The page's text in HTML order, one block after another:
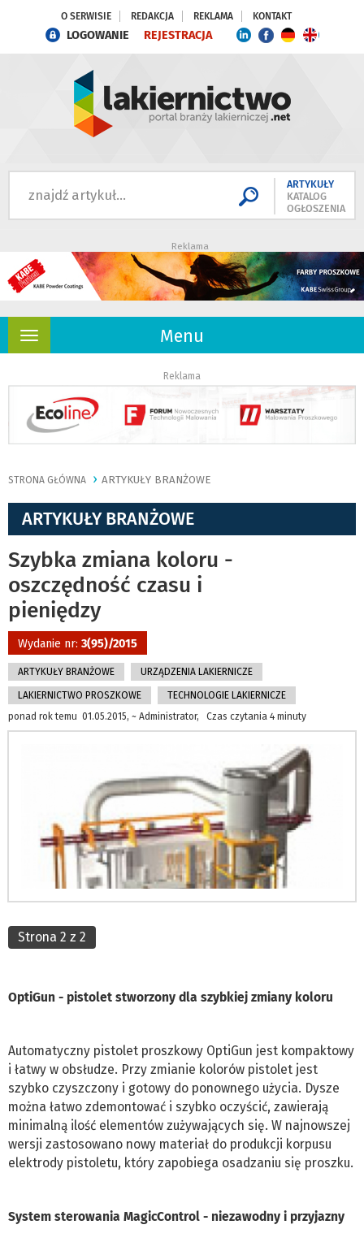
O SERWISIE REDAKCJA REKLAMA KONTAKT
LOGOWANIE REJESTRACJA
ARTYKUŁY
KATALOG
OGŁOSZENIA
Reklama
Menu
Rozwiń
Reklama
STRONA GŁÓWNA ARTYKUŁY BRANŻOWE
ARTYKUŁY BRANŻOWE
Szybka zmiana koloru -
oszczędność czasu i
pieniędzy
Wydanie nr: 3(95)/2015
ARTYKUŁY BRANŻOWE URZĄDZENIA LAKIERNICZE
LAKIERNICTWO PROSZKOWE
TECHNOLOGIE LAKIERNICZE
ponad rok temu 01.05.2015, ~ Administrator, Czas czytania 4 minuty
Strona 2 z 2
OptiGun - pistolet stworzony dla szybkiej zmiany koloru
Automatyczny pistolet proszkowy OptiGun jest kompaktowy
i łatwy w obsłudze. Przy zmianie kolorów pistolet jest
szybko czyszczony i gotowy do ponownego użycia. Dysze
można łatwo zdemontować i szybko oczyścić, zawierają
minimalną ilość elementów zużywających się. W najnowszej
wersji zastosowano nowy materiał do produkcji korpusu
elektrody pistoletu, który zapobiega osadzaniu się proszku.
System sterowania MagicControl - niezawodny i przyjazny